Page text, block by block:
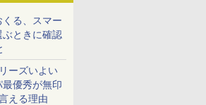
る、スマー
ぶときに確認
ーズいよい
最優秀が無印
える理由